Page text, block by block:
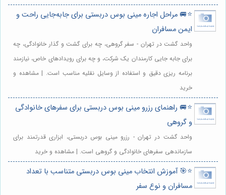
⭐️🚐 مراحل اجاره مینی بوس دربستی برای جابه‌جایی راحت و
ایمن مسافران
واحد گشت در تهران - سفر گروهی، چه برای گشت و گذار خانوادگی، چه
برای جابه جایی کارمندان یک شرکت، و چه برای رویدادهای خاص، نیازمند
برنامه ریزی دقیق و استفاده از وسایل نقلیه مناسب است. | مشاهده و
خرید
⭐️🚐 راهنمای رزرو مینی بوس دربستی برای سفرهای خانوادگی
و گروهی
واحد گشت در تهران - رزرو مینی بوس دربستی، ابزاری قدرتمند برای
سازماندهی سفرهای خانوادگی و گروهی است. | مشاهده و خرید
⭐️🎯 آموزش انتخاب مینی بوس دربستی متناسب با تعداد
مسافران و نوع سفر